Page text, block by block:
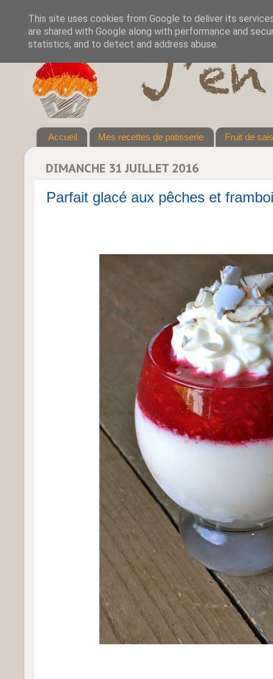
Accueil Mes recettes de patisserie Fruit de
DIMANCHE 31 JUILLET 2016
Parfait glacé aux pêches et
This site uses cookies from Google to deliver its
are shared with Google along with performance and
statistics, and to detect and address abuse.